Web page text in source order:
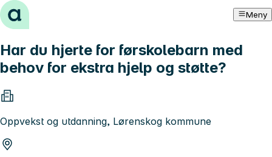
Hopp til innhold Meny
Har du hjerte for førskolebarn med
behov for ekstra hjelp og støtte?
Oppvekst og utdanning, Lørenskog kommune